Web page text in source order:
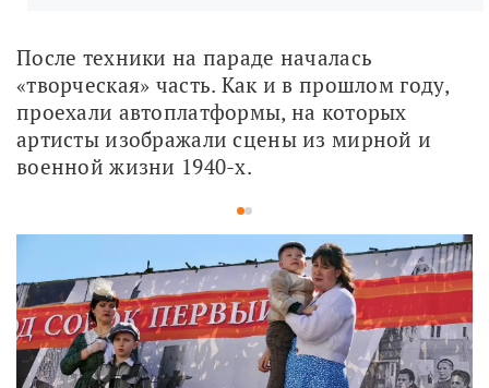
После техники на параде началась
«творческая» часть. Как и в прошлом году,
проехали автоплатформы, на которых
артисты изображали сцены из мирной и
военной жизни 1940-х.
12